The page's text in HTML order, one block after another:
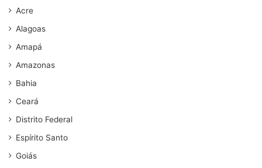
Acre
Alagoas
Amapá
Amazonas
Bahia
Ceará
Distrito Federal
Espírito Santo
Goiás